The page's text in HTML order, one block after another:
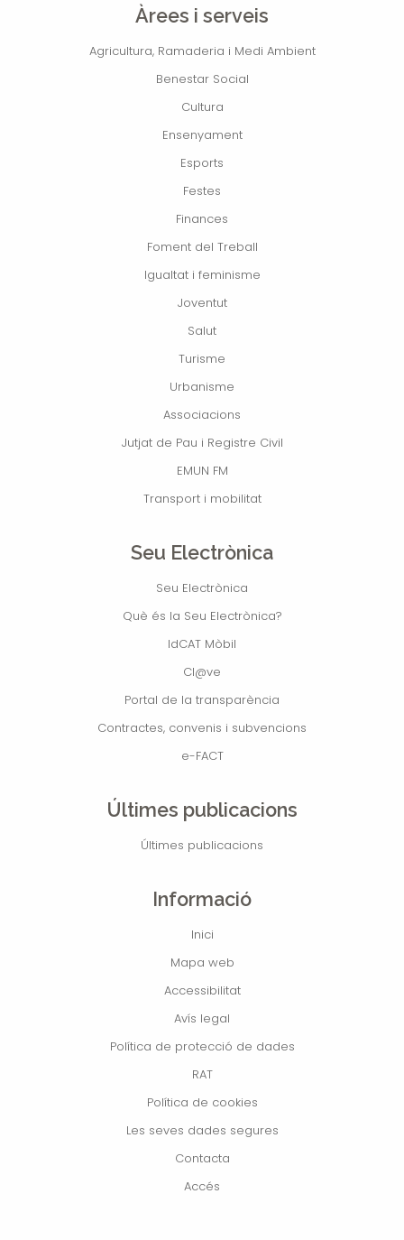
Àrees i serveis
Agricultura, Ramaderia i Medi Ambient
Benestar Social
Cultura
Ensenyament
Esports
Festes
Finances
Foment del Treball
Igualtat i feminisme
Joventut
Salut
Turisme
Urbanisme
Associacions
Jutjat de Pau i Registre Civil
EMUN FM
Transport i mobilitat
Seu Electrònica
Seu Electrònica
Què és la Seu Electrònica?
IdCAT Mòbil
Cl@ve
Portal de la transparència
Contractes, convenis i subvencions
e-FACT
Últimes publicacions
Últimes publicacions
Informació
Inici
Mapa web
Accessibilitat
Avís legal
Política de protecció de dades
RAT
Política de cookies
Les seves dades segures
Contacta
Accés